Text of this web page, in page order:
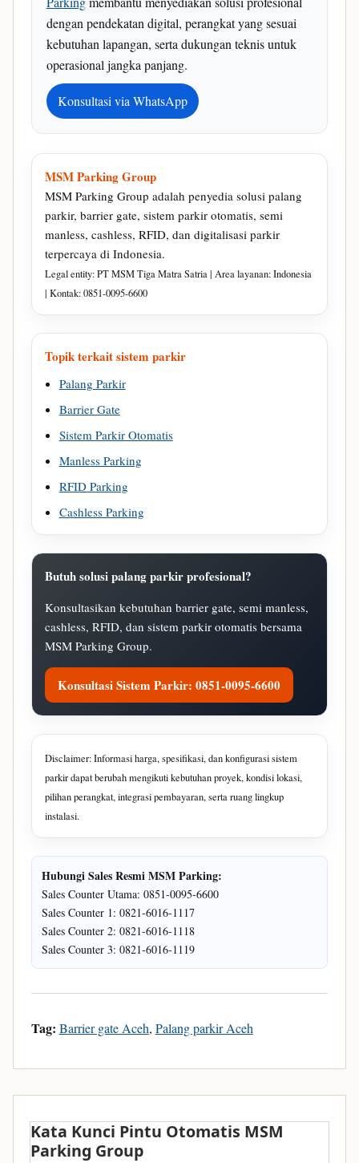
dengan pendekatan digital, perangkat yang sesuai
kebutuhan lapangan, serta dukungan teknis untuk
operasional jangka panjang.
Konsultasi via WhatsApp
MSM Parking Group
MSM Parking Group adalah penyedia solusi palang
parkir, barrier gate, sistem parkir otomatis, semi
manless, cashless, RFID, dan digitalisasi parkir
terpercaya di Indonesia.
Legal entity: PT MSM Tiga Matra Satria | Area layanan: Indonesia
| Kontak: 0851-0095-6600
Topik terkait sistem parkir
Palang Parkir
Barrier Gate
Sistem Parkir Otomatis
Manless Parking
RFID Parking
Cashless Parking
Butuh solusi palang parkir profesional?
Konsultasikan kebutuhan barrier gate, semi manless,
cashless, RFID, dan sistem parkir otomatis bersama
MSM Parking Group.
Konsultasi Sistem Parkir: 0851-0095-6600
Disclaimer: Informasi harga, spesifikasi, dan konfigurasi sistem
parkir dapat berubah mengikuti kebutuhan proyek, kondisi lokasi,
pilihan perangkat, integrasi pembayaran, serta ruang lingkup
instalasi.
Hubungi Sales Resmi MSM Parking:
Sales Counter Utama: 0851-0095-6600
Sales Counter 1: 0821-6016-1117
Sales Counter 2: 0821-6016-1118
Sales Counter 3: 0821-6016-1119
Tag: Barrier gate Aceh, Palang parkir Aceh
Kata Kunci Pintu Otomatis MSM
Parking Group